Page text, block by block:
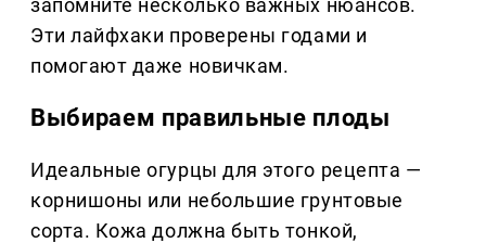
Эти лайфхаки проверены годами и
помогают даже новичкам.
Выбираем правильные плоды
Идеальные огурцы для этого рецепта —
корнишоны или небольшие грунтовые
сорта. Кожа должна быть тонкой,